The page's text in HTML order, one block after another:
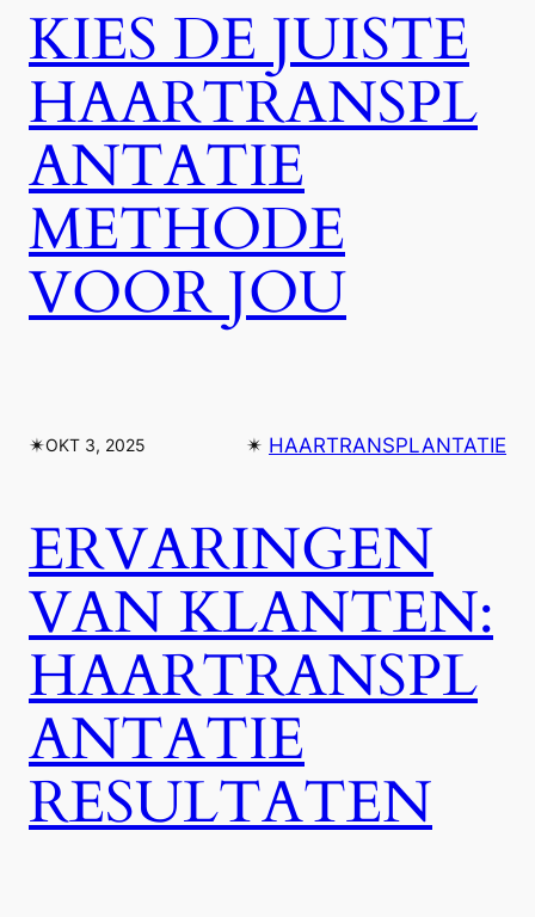
KIES DE JUISTE
HAARTRANSPL
ANTATIE
METHODE
VOOR JOU
✴︎OKT 3, 2025 ✴︎ HAARTRANSPLANTATIE
ERVARINGEN
VAN KLANTEN:
HAARTRANSPL
ANTATIE
RESULTATEN